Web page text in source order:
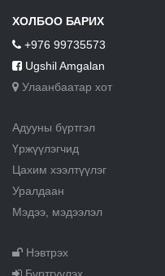
ХОЛБОО БАРИХ
+976 99735573
Ugshil Amgalan
Улаанбаатар хот
Адууны бүртгэл
Үржүүлэгчид
Цахим хээлтүүлэг
Уралдаан
Мэдээ, мэдээлэл
Нэвтрэх
Бүртгүүлэх